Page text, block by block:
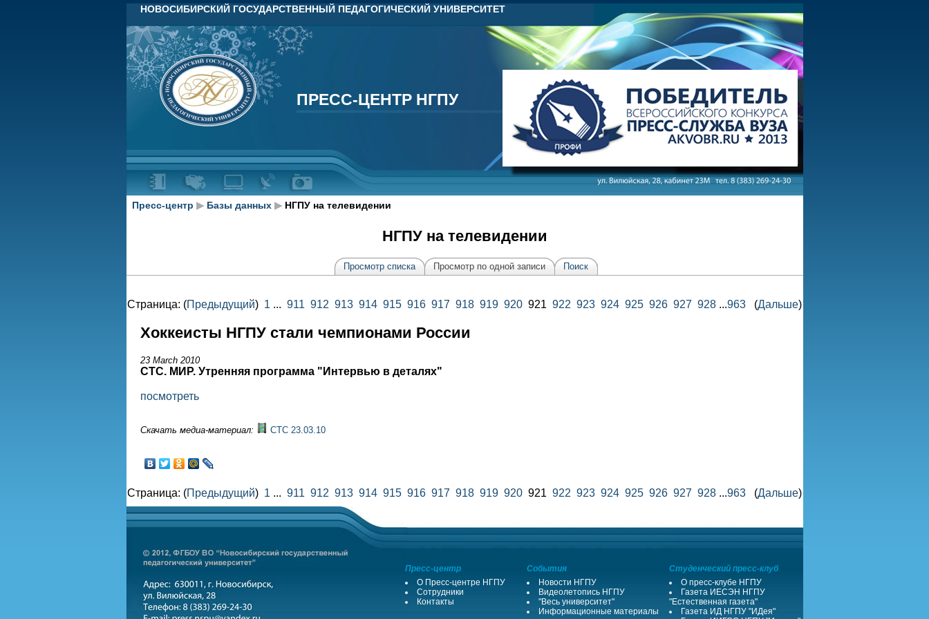
НОВОСИБИРСКИЙ ГОСУДАРСТВЕННЫЙ ПЕДАГОГИЧЕСКИЙ УНИВЕРСИТЕТ
ПРЕСС-ЦЕНТР НГПУ
ПРЕСС-ЦЕНТР НГПУ
Пресс-центр ▶ Базы данных ▶НГПУ на телевидении
НГПУ на телевидении
Просмотр списка Просмотр по одной записи Поиск
Страница: (Предыдущий) 1 ... 911 912 913 914 915 916 917 918 919 920 921 922 923 924 925 926 927 928 ...963 (Дальше)
Хоккеисты НГПУ стали чемпионами России
23 March 2010
СТС. МИР. Утренняя программа "Интервью в деталях"
посмотреть
Скачать медиа-материал: СТС 23.03.10
Страница: (Предыдущий) 1 ... 911 912 913 914 915 916 917 918 919 920 921 922 923 924 925 926 927 928 ...963 (Дальше)
Пресс-центр События
Студенческий пресс-клуб
О Пресс-центре НГПУ
Сотрудники
Контакты
Новости НГПУ
Видеолетопись НГПУ
"Весь университет"
Информационные материалы
О пресс-клубе НГПУ
Газета ИЕСЭН НГПУ
"Естественная газета"
Газета ИД НГПУ "ИДея"